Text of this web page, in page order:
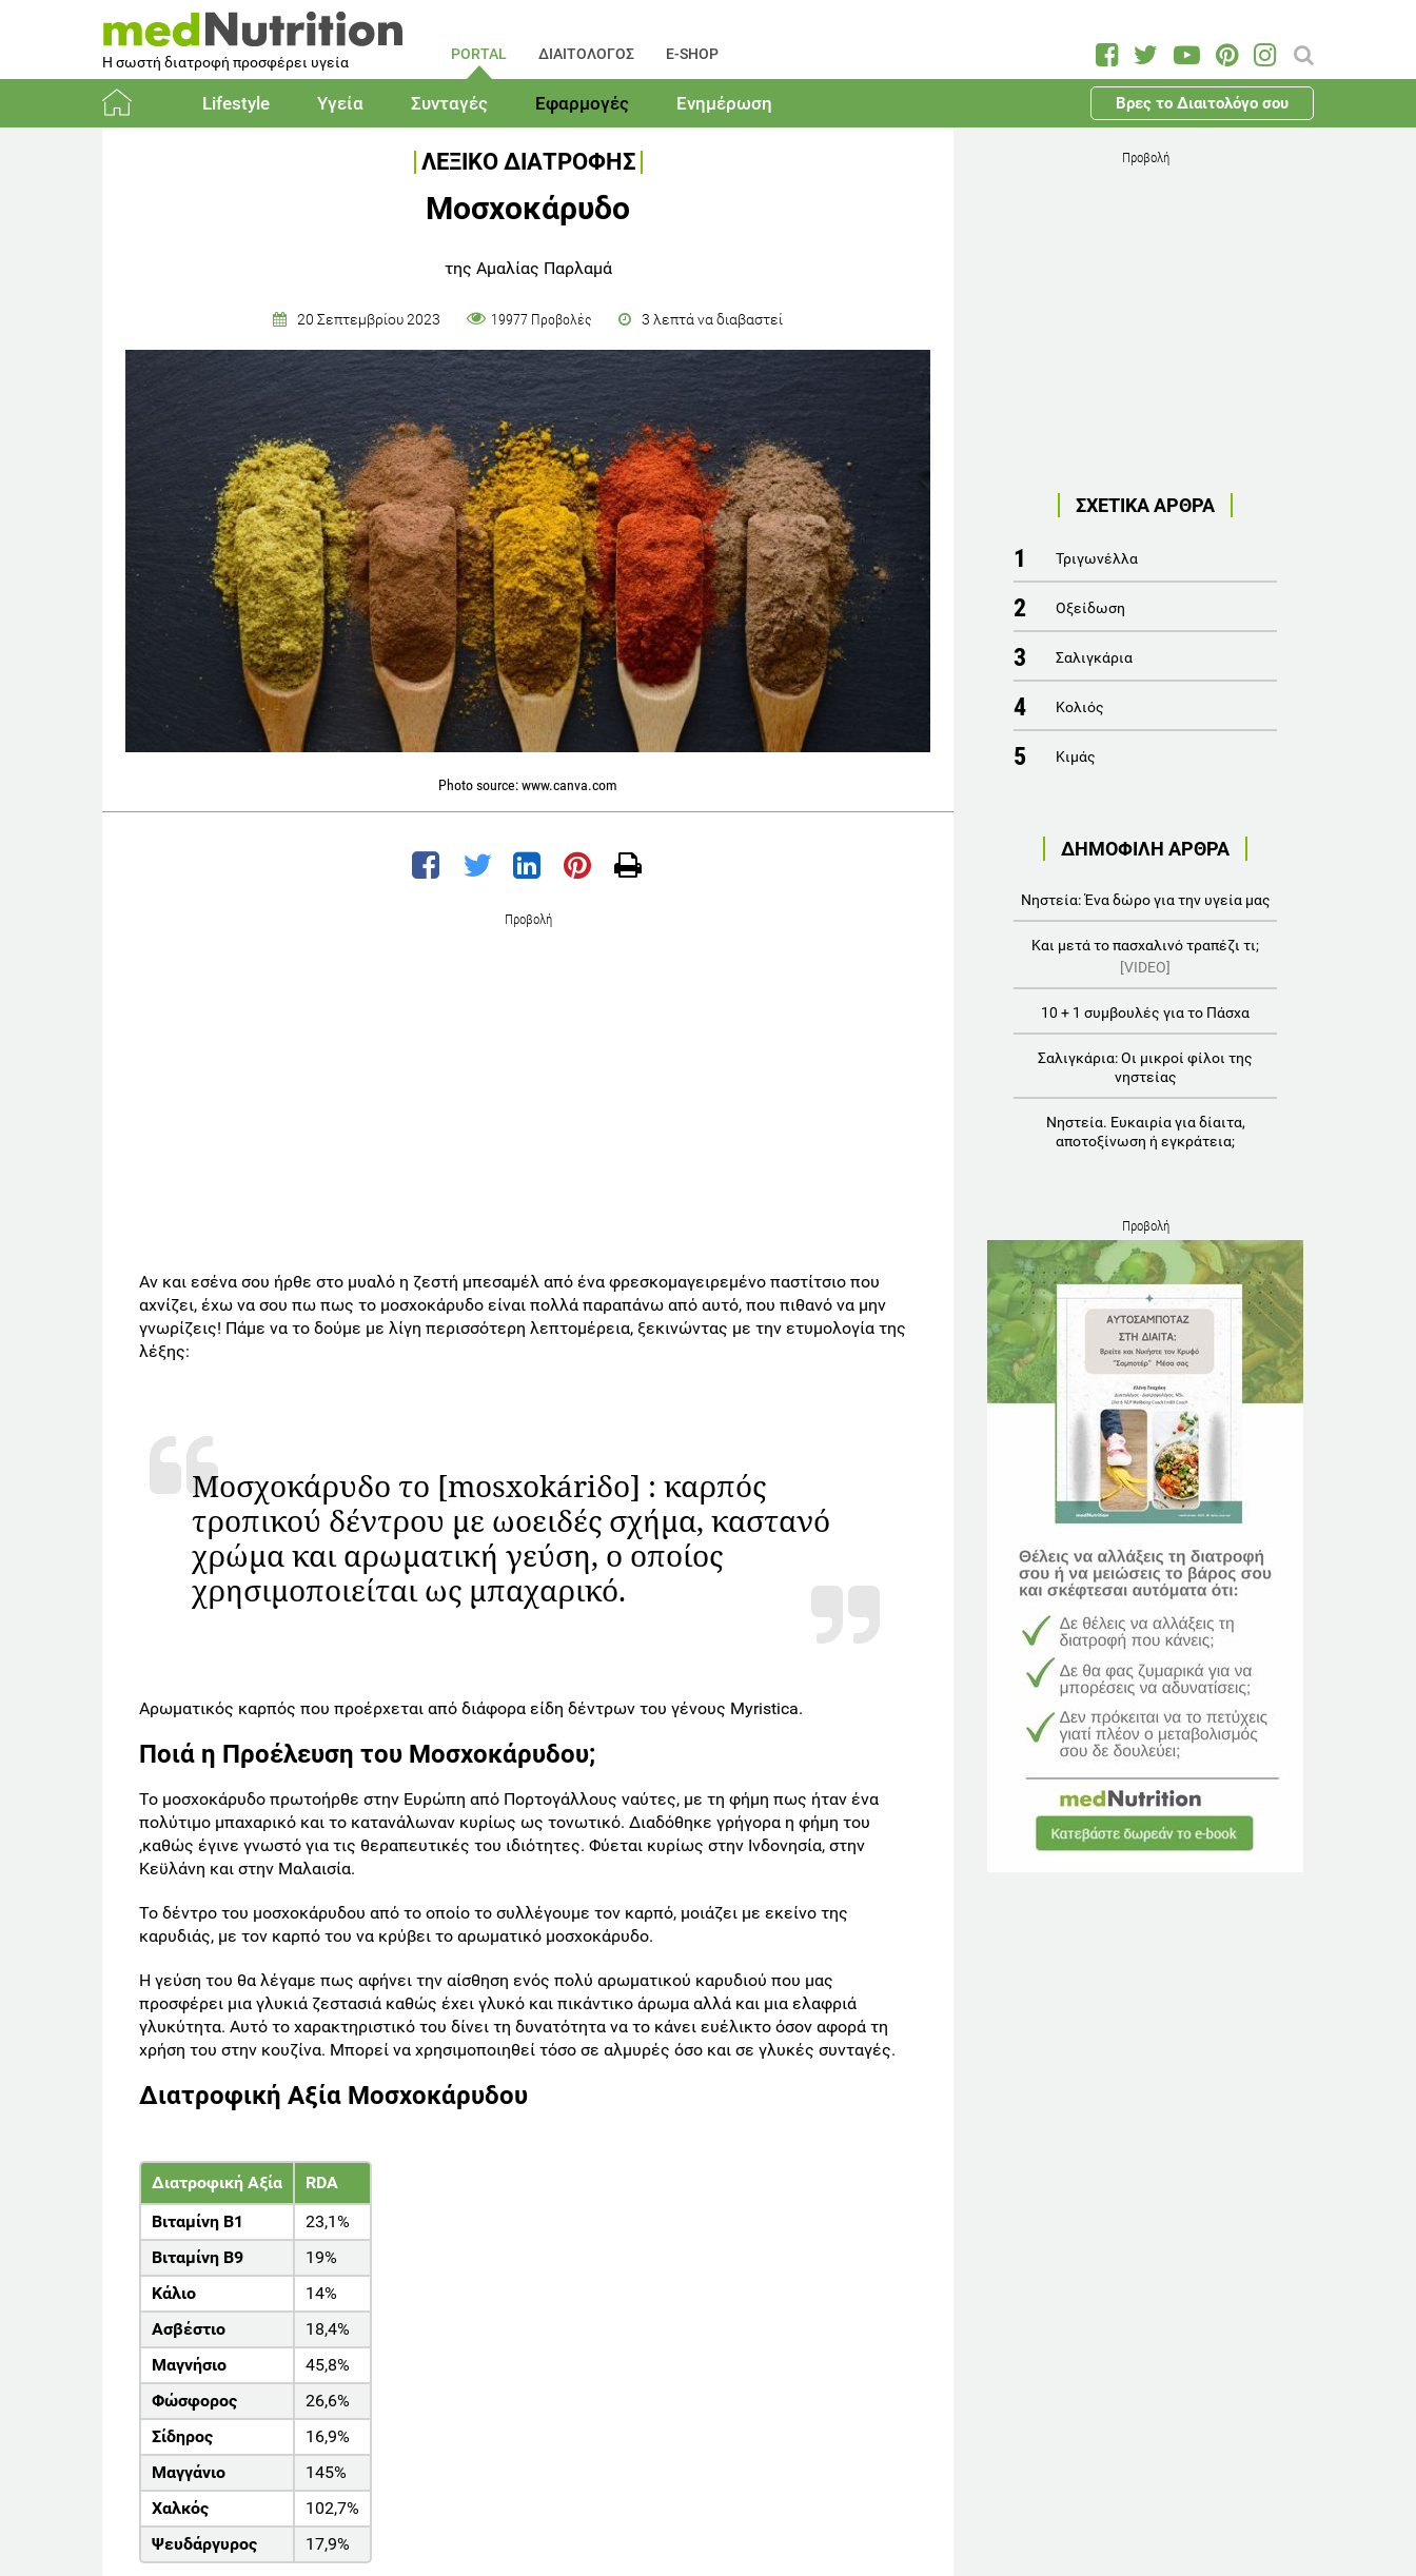
Η σωστή διατροφή προσφέρει υγεία PORTAL ΔΙΑΙΤΟΛΟΓΟΣ E-SHOP
Lifestyle Υγεία Συνταγές Εφαρμογές Ενημέρωση Βρες το Διαιτολόγο σου
ΛΕΞΙΚΟ ΔΙΑΤΡΟΦΗΣ
Μοσχοκάρυδο
της Αμαλίας Παρλαμά
20 Σεπτεμβρίου 2023 19977 Προβολές 3 λεπτά να διαβαστεί
Photo source: www.canva.com
Προβολή
Αν και εσένα σου ήρθε στο μυαλό η ζεστή μπεσαμέλ από ένα φρεσκομαγειρεμένο παστίτσιο που
αχνίζει, έχω να σου πω πως το μοσχοκάρυδο είναι πολλά παραπάνω από αυτό, που πιθανό να μην
γνωρίζεις! Πάμε να το δούμε με λίγη περισσότερη λεπτομέρεια, ξεκινώντας με την ετυμολογία της
λέξης:
Μοσχοκάρυδο το [mosxokáriδo] : καρπός
τροπικού δέντρου με ωοειδές σχήμα, καστανό
χρώμα και αρωματική γεύση, ο οποίος
χρησιμοποιείται ως μπαχαρικό.
Αρωματικός καρπός που προέρχεται από διάφορα είδη δέντρων του γένους Myristica.
Ποιά η Προέλευση του Μοσχοκάρυδου;
Το μοσχοκάρυδο πρωτοήρθε στην Ευρώπη από Πορτογάλλους ναύτες, με τη φήμη πως ήταν ένα
πολύτιμο μπαχαρικό και το κατανάλωναν κυρίως ως τονωτικό. Διαδόθηκε γρήγορα η φήμη του
,καθώς έγινε γνωστό για τις θεραπευτικές του ιδιότητες. Φύεται κυρίως στην Ινδονησία, στην
Κεϋλάνη και στην Μαλαισία.
Το δέντρο του μοσχοκάρυδου από το οποίο το συλλέγουμε τον καρπό, μοιάζει με εκείνο της
καρυδιάς, με τον καρπό του να κρύβει το αρωματικό μοσχοκάρυδο.
Η γεύση του θα λέγαμε πως αφήνει την αίσθηση ενός πολύ αρωματικού καρυδιού που μας
προσφέρει μια γλυκιά ζεστασιά καθώς έχει γλυκό και πικάντικο άρωμα αλλά και μια ελαφριά
γλυκύτητα. Αυτό το χαρακτηριστικό του δίνει τη δυνατότητα να το κάνει ευέλικτο όσον αφορά τη
χρήση του στην κουζίνα. Μπορεί να χρησιμοποιηθεί τόσο σε αλμυρές όσο και σε γλυκές συνταγές.
Διατροφική Αξία Μοσχοκάρυδου
Διατροφική Αξία
RDA
Βιταμίνη Β1
23,1%
Βιταμίνη Β9
19%
Κάλιο
14%
Ασβέστιο
18,4%
Μαγνήσιο
45,8%
Φώσφορος
26,6%
Σίδηρος
16,9%
Μαγγάνιο
145%
Χαλκός
102,7%
Ψευδάργυρος
17,9%
Προβολή
ΣΧΕΤΙΚΑ ΑΡΘΡΑ
1 Τριγωνέλλα
2 Οξείδωση
3 Σαλιγκάρια
4 Κολιός
5 Κιμάς
ΔΗΜΟΦΙΛΗ ΑΡΘΡΑ
Νηστεία: Ένα δώρο για την υγεία μας
Και μετά το πασχαλινό τραπέζι τι;
[VIDEO]
10 + 1 συμβουλές για το Πάσχα
Σαλιγκάρια: Οι μικροί φίλοι της
νηστείας
Νηστεία. Ευκαιρία για δίαιτα,
αποτοξίνωση ή εγκράτεια;
Προβολή